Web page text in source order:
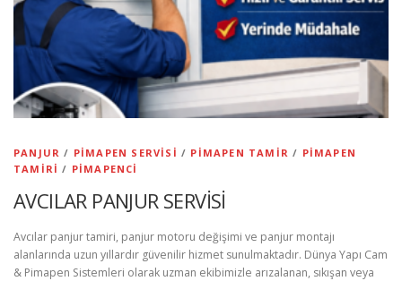
PANJUR / PIMAPEN SERVISI / PIMAPEN TAMIR / PIMAPEN
TAMIRI / PIMAPENCI
AVCILAR PANJUR SERVİSİ
Avcılar panjur tamiri, panjur motoru değişimi ve panjur montajı
alanlarında uzun yıllardır güvenilir hizmet sunulmaktadır. Dünya Yapı Cam
& Pimapen Sistemleri olarak uzman ekibimizle arızalanan, sıkışan veya